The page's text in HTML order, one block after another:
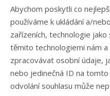
Abychom poskytli co
používáme k ukládání a/
zařízeních, technologie
těmito technologiemi nám
zpracovávat osobní údaje,
nebo jedinečná ID na
odvolání souhlasu může
Eshop
Kontakt
Rubriky článků
Články